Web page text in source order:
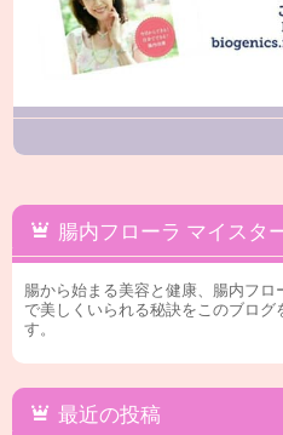
腸内フローラ マイスタ
腸から始まる美容と健康、腸内フ
で美しくいられる秘訣をこのブログ
す。
最近の投稿